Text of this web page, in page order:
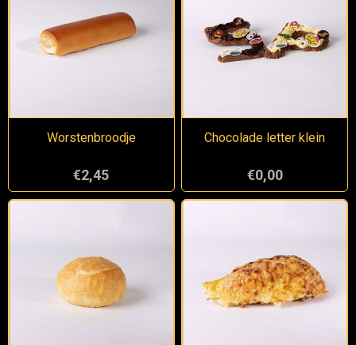
Worstenbroodje
€2,45
Chocolade letter klein
€0,00